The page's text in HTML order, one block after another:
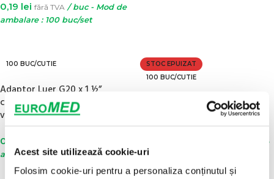
Acest site utilizează cookie-uri
Folosim cookie-uri pentru a personaliza conținutul și
hartie
0,19 lei fără TVA / buc - Mod de
ambalare : 100 buc/set
100 BUC/CUTIE
Adaptor Luer G20 x 1 ½”
culoare albastra (pentru ac
vacutainer)
0,29
ambalare : 100 buc/cutie
ADAUGĂ ÎN COȘ
STOC EPUIZAT
100 BUC/CUTIE
Vacutainer Biochimie 4ml cu
ambalare : 100 buc/cutie
CITEȘTE MAI MULT